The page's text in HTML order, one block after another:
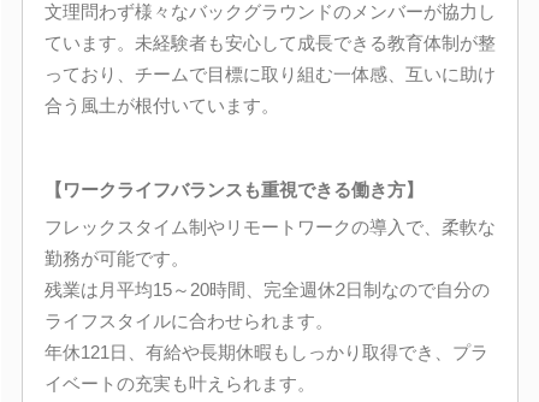
文理問わず様々なバックグラウンドのメンバーが協力し
ています。未経験者も安心して成長できる教育体制が整
っており、チームで目標に取り組む一体感、互いに助け
合う風土が根付いています。
【ワークライフバランスも重視できる働き方】
フレックスタイム制やリモートワークの導入で、柔軟な
勤務が可能です。
残業は月平均15～20時間、完全週休2日制なので自分の
ライフスタイルに合わせられます。
年休121日、有給や長期休暇もしっかり取得でき、プラ
イベートの充実も叶えられます。